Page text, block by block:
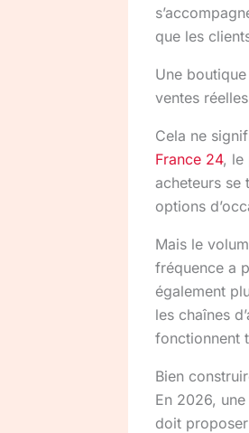
que les
Une
ventes
Cela ne
France 24, le
acheteurs se
options
Mais le
fréquence a
également
les chaînes
fonctionnent
Bien
En 2026,
doit